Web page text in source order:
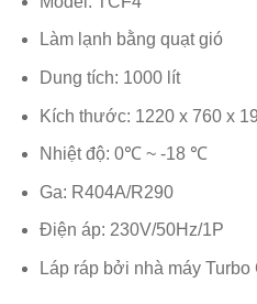
Làm lạnh bằng quạt gió
Dung tích: 1000 lít
Kích thước: 1220 x 760 x
Nhiệt độ: 0℃ ~ -18 ℃
Ga: R404A/R290
Điện áp: 230V/50Hz/1P
Láp ráp bởi nhà máy Turbo